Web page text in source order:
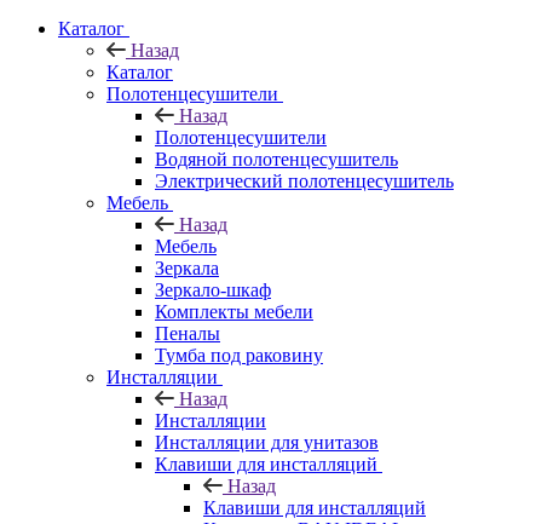
Каталог
Назад
Каталог
Полотенцесушители
Назад
Полотенцесушители
Водяной полотенцесушитель
Электрический полотенцесушитель
Мебель
Назад
Мебель
Зеркала
Зеркало-шкаф
Комплекты мебели
Пеналы
Тумба под раковину
Инсталляции
Назад
Инсталляции
Инсталляции для унитазов
Клавиши для инсталляций
Назад
Клавиши для инсталляций